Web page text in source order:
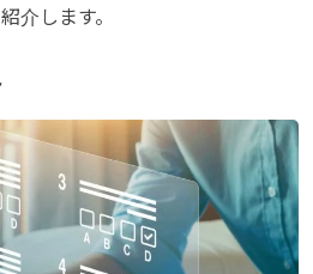
介します。